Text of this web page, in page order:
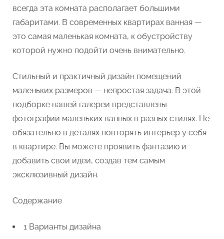
всегда эта комната располагает большими
габаритами. В современных квартирах ванная —
это самая маленькая комната, к обустройству
которой нужно подойти очень внимательно.
Стильный и практичный дизайн помещений
маленьких размеров — непростая задача. В этой
подборке нашей галереи представлены
фотографии маленьких ванных в разных стилях. Не
обязательно в деталях повторять интерьер у себя
в квартире. Вы можете проявить фантазию и
добавить свои идеи, создав тем самым
эксклюзивный дизайн.
Содержание
1 Варианты дизайна